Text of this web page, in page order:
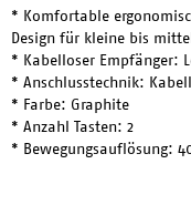
* Komfortable
Design für kleine bis
* Kabelloser Empfänger:
* Anschlusstechnik:
* Farbe: Graphite
* Anzahl Tasten: 2
* Bewegungsauflösung: